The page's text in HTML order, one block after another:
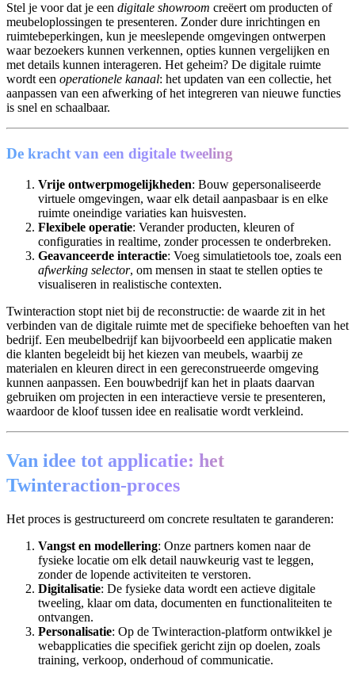
Stel je voor dat je een digitale showroom creëert om producten of
meubeloplossingen te presenteren. Zonder dure inrichtingen en
ruimtebeperkingen, kun je meeslepende omgevingen ontwerpen
waar bezoekers kunnen verkennen, opties kunnen vergelijken en
met details kunnen interageren. Het geheim? De digitale ruimte
wordt een operationele kanaal: het updaten van een collectie, het
aanpassen van een afwerking of het integreren van nieuwe functies
is snel en schaalbaar.
De kracht van een digitale tweeling
Vrije ontwerpmogelijkheden: Bouw gepersonaliseerde
virtuele omgevingen, waar elk detail aanpasbaar is en elke
ruimte oneindige variaties kan huisvesten.
Flexibele operatie: Verander producten, kleuren of
configuraties in realtime, zonder processen te onderbreken.
Geavanceerde interactie: Voeg simulatietools toe, zoals een
afwerking selector, om mensen in staat te stellen opties te
visualiseren in realistische contexten.
Twinteraction stopt niet bij de reconstructie: de waarde zit in het
verbinden van de digitale ruimte met de specifieke behoeften van het
bedrijf. Een meubelbedrijf kan bijvoorbeeld een applicatie maken
die klanten begeleidt bij het kiezen van meubels, waarbij ze
materialen en kleuren direct in een gereconstrueerde omgeving
kunnen aanpassen. Een bouwbedrijf kan het in plaats daarvan
gebruiken om projecten in een interactieve versie te presenteren,
waardoor de kloof tussen idee en realisatie wordt verkleind.
Van idee tot applicatie: het
Twinteraction-proces
Het proces is gestructureerd om concrete resultaten te garanderen:
Vangst en modellering: Onze partners komen naar de
fysieke locatie om elk detail nauwkeurig vast te leggen,
zonder de lopende activiteiten te verstoren.
Digitalisatie: De fysieke data wordt een actieve digitale
tweeling, klaar om data, documenten en functionaliteiten te
ontvangen.
Personalisatie: Op de Twinteraction-platform ontwikkel je
webapplicaties die specifiek gericht zijn op doelen, zoals
training, verkoop, onderhoud of communicatie.